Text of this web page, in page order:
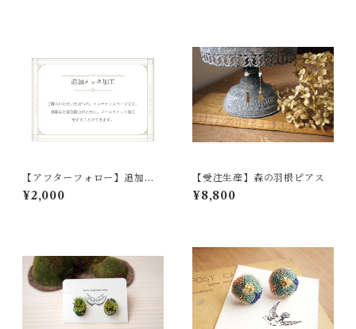
【アフターフォロー】追加ゴ
ールドメッキ加工
¥2,000
【受注生産】森の羽根ピアス
¥8,800